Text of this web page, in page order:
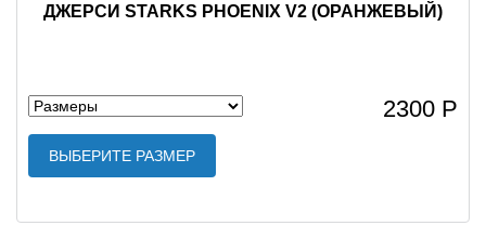
ДЖЕРСИ STARKS PHOENIX V2 (ОРАНЖЕВЫЙ)
2300 Р
ВЫБЕРИТЕ РАЗМЕР